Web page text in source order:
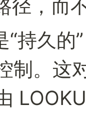
径，而
“持久的
制。这